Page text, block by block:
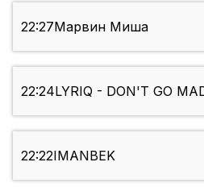
22:27Марвин Миша
22:24LYRIQ - DON'T GO
22:22IMANBEK